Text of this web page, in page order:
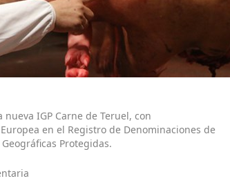
IGP Carne de Teruel, con
en el Registro de Denominaciones de
Protegidas.